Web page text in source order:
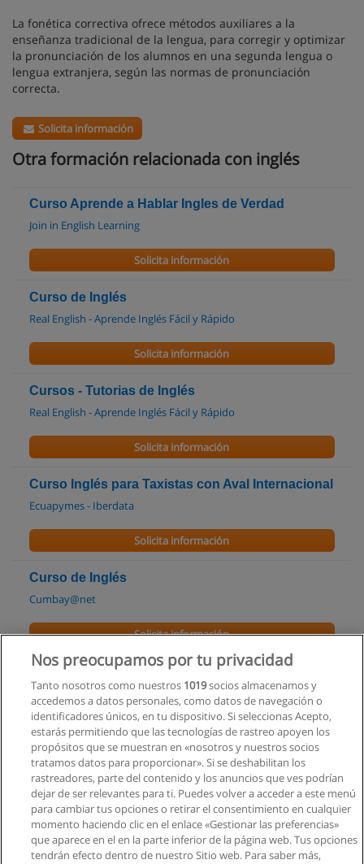
La fonética correctiva ofrece métodos auxiliares a la
enseñanza tradicional de la lengua, para corregir y optimizar
la pronunciación de los alumnos en una segunda lengua o
lengua extranjera, según las normas de pronunciación
correcta.
Solicita información
Otra formación relacionada con inglés
Curso Aprende a Hablar Ingles de Verdad
Join in English Learning
Solicita información
Curso de Inglés
Real English - Aprende Inglés Fácil y Rápido
Solicita información
Cursos - Tutorias de Inglés
Real English - Aprende Inglés Fácil y Rápido
Solicita información
Curso Inglés para Taxistas con Aval Internacional
Ecuapymes - Iberdata
Solicita información
Curso de Inglés
Cumbay@net
Solicita información
Curso - Programa de Inglés Comunicativo (CEP)
SouthAmerican
Solicita información
Cursos Vacacionales Open Mind Inglés 2015
Open Mind
Solicita información
Nos preocupamos por tu privacidad
Tanto nosotros como nuestros 1019socios almacenamos y
accedemos a datos personales, como datos de navegación o
identificadores únicos, en tu dispositivo. Si seleccionas Acepto,
estarás permitiendo que las tecnologías de rastreo apoyen los
propósitos que se muestran en «nosotros y nuestros socios
tratamos datos para proporcionar». Si se deshabilitan los
rastreadores, parte del contenido y los anuncios que ves podrían
dejar de ser relevantes para ti. Puedes volver a acceder a este menú
para cambiar tus opciones o retirar el consentimiento en cualquier
momento haciendo clic en el enlace «Gestionar las preferencias»
que aparece en el en la parte inferior de la página web. Tus opciones
tendrán efecto dentro de nuestro Sitio web. Para saber más,